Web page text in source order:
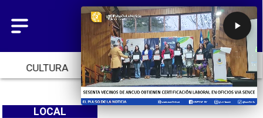
CULTURA TENDENCIAS INICIO
LOCAL